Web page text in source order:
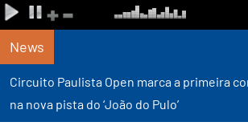
News
Circuito Paulista Open marca a primeira
na nova pista do ‘João do Pulo’